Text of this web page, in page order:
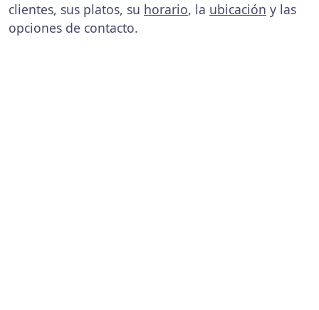
clientes, sus platos, su horario, la ubicación y las
opciones de contacto.